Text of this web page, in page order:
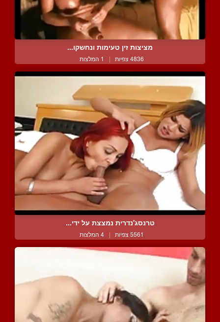
מציצות זין טעימות ונחשקו...
4836 צפיות | 1 המלצות
טרנסג'נדרית נמצצת על ידי...
5561 צפיות | 4 המלצות